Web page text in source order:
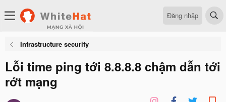
Đăng nhập
Infrastructure security
Lỗi time ping tới 8.8.8.8 chậm dẫn tới
rớt mạng